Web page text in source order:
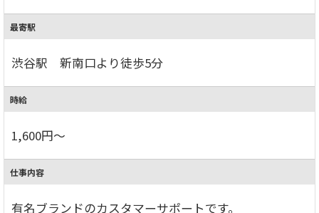
最寄駅
渋谷駅 新南口より徒歩5分
時給
1,600円～
仕事内容
有名ブランドのカスタマーサポートです。